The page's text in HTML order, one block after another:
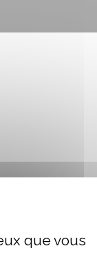
très tôt
Il y
Puis, c’est
que vous